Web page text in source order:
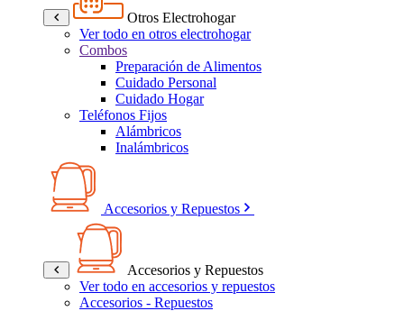
Otros Electrohogar
Ver todo en otros electrohogar
Combos
Preparación de Alimentos
Cuidado Personal
Cuidado Hogar
Teléfonos Fijos
Alámbricos
Inalámbricos
Accesorios y Repuestos
Accesorios y Repuestos
Ver todo en accesorios y repuestos
Accesorios - Repuestos